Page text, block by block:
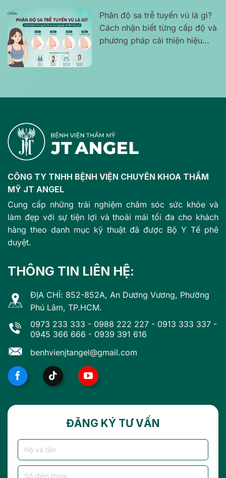
Phân độ sa trễ tuyến vú là gì?
Cách nhận biết từng cấp độ và
phương pháp cải thiện hiệu
CÔNG TY TNHH BỆNH VIỆN CHUYÊN KHOA THẨM
MỸ JT ANGEL
Cung cấp những trải nghiệm chăm sóc sức khỏe và
làm đẹp với sự tiện lợi và thoải mái tối đa cho khách
hàng theo danh mục kỹ thuật đã được Bộ Y Tế phê
duyệt.
THÔNG TIN LIÊN HỆ:
ĐỊA CHỈ: 852-852A, An Dương Vương, Phường
Phú Lâm, TP.HCM.
0973 233 333 - 0988 222 227 - 0913 333 337 -
0945 366 666 - 0939 391 616
benhvienjtangel@gmail.com
ĐĂNG KÝ TƯ VẤN